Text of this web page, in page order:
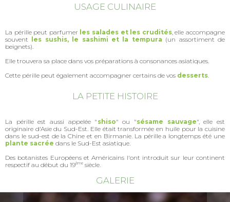
USAGE CULINAIRE
La pérille peut parfumer les salades et les crudités, elle accompagne
souvent
les sushis, le sashimi et la tempura (un assortiment de
beignets).
Elle trouvera sa place dans vos préparations à consonances asiatiques.
Cette pérille peut également accompagner certains de vos desserts
LA PETITE HISTOIRE
La pérille est aussi appelée " shiso" ou "sésame sauvage", elle est
originaire d'Asie du Sud-Est. Elle était transformée en huile pour la cuisine
dans le sud-est de la Chine et en Birmanie. La pérille a longtemps été une
plante sacrée dans le Sud-Est asiatique.
Des botanistes Européens et Américains l'ont introduit sur leur continent
respectif au début du 19ème siècle.
GALERIE